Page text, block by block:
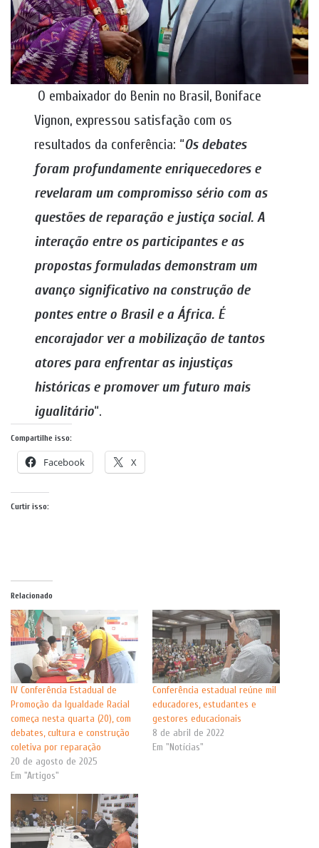
O embaixador do Benin no Brasil, Boniface
Vignon, expressou satisfação com os
resultados da conferência: “Os debates
foram profundamente enriquecedores e
revelaram um compromisso sério com as
questões de reparação e justiça social. A
interação entre os participantes e as
propostas formuladas demonstram um
avanço significativo na construção de
pontes entre o Brasil e a África. É
encorajador ver a mobilização de tantos
atores para enfrentar as injustiças
históricas e promover um futuro mais
igualitário“.
Compartilhe isso:
Facebook X
Curtir isso:
Relacionado
IV Conferência Estadual de
Promoção da Igualdade Racial
começa nesta quarta (20), com
debates, cultura e construção
coletiva por reparação
20 de agosto de 2025
Em "Artigos"
Conferência estadual reúne mil
educadores, estudantes e
gestores educacionais
8 de abril de 2022
Em "Notícias"